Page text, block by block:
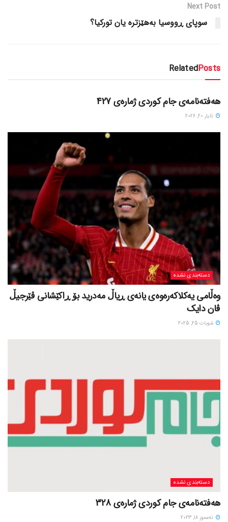
Next Post
سوپای ڕووسیا به‌هێزتره‌ یان تورکیا؟
RelatedPosts
دسته‌بندی نشده
هەفتەنامەی جام کوردی ژمارەی 427
ئایار 20, 2026
دسته‌بندی نشده
وەڵامی یەکلاکەرەوەی یانەی ڕیاڵ مەدرید بۆ ڕاکێشانی ڤێرجیڵ
ڤان دایک
شوبات 25, 2025
دسته‌بندی نشده
هەفتەنامەی جام کوردی ژمارەی 328
ته‌مموز 18, 2023